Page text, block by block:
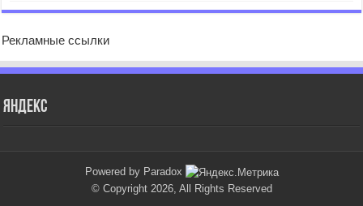
Рекламные ссылки
Яндекс
Powered by Paradox
© Copyright 2026, All Rights Reserved